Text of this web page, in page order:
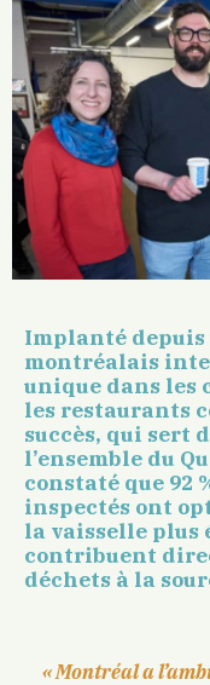
Implanté depuis
montréalais
unique dans les
les restaurants
succès, qui sert
l’ensemble du
constaté que 92
inspectés ont
la vaisselle plus
contribuent
déchets à la
« Montréal a